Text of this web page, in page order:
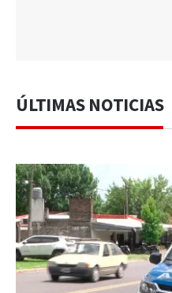
ÚLTIMAS NOTICIAS